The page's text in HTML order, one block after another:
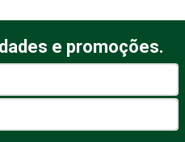
5
e promoções.